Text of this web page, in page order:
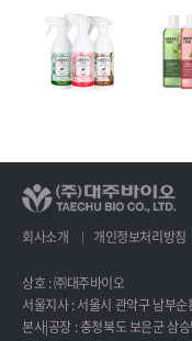
회사소개 개인정보처리방침
상호 : ㈜대주바이오
서울지사 : 서울시 관악구 남부
본사|공장 : 충청북도 보은군 삼